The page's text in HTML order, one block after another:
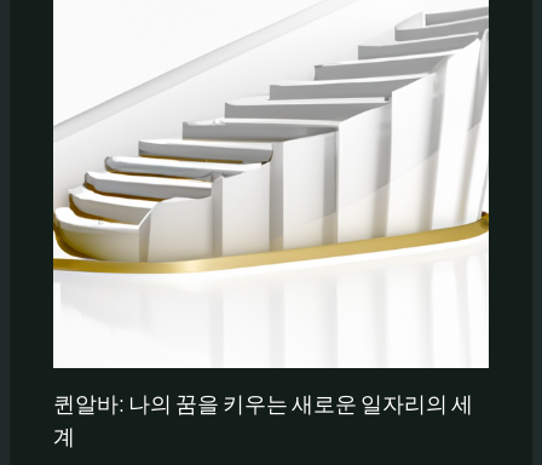
퀸알바: 나의 꿈을 키우는 새로운 일자리의 세
계